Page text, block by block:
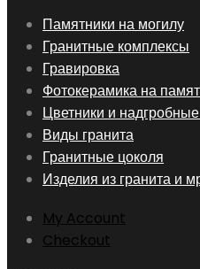
Skip
content
Памятники на могилу
Гранитные комплексы
Гравировка
Фотокерамика на
Цветники и
Виды гранита
Гранитные цоколя
Изделия из гранита и
My Account
Checkout